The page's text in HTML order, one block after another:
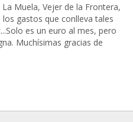
Muela, Vejer de la Frontera,
gastos que conlleva tales
es un euro al mes, pero
Muchísimas gracias de